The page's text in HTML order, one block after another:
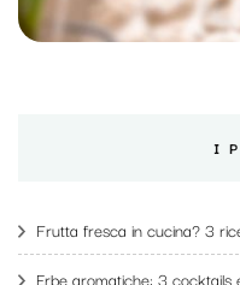
I
Frutta fresca in cucina? 3
Erbe aromatiche: 3 cocktails